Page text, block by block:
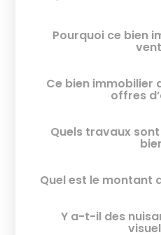
Pourquoi ce bien
Ce bien immobilier
offres
Quels travaux
Quel est le montant
Y a-t-il des